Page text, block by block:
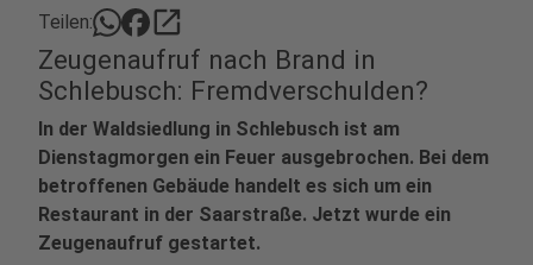
Teilen: open_in_new
Zeugenaufruf nach Brand in
Schlebusch: Fremdverschulden?
In der Waldsiedlung in Schlebusch ist am
Dienstagmorgen ein Feuer ausgebrochen. Bei dem
betroffenen Gebäude handelt es sich um ein
Restaurant in der Saarstraße. Jetzt wurde ein
Zeugenaufruf gestartet.